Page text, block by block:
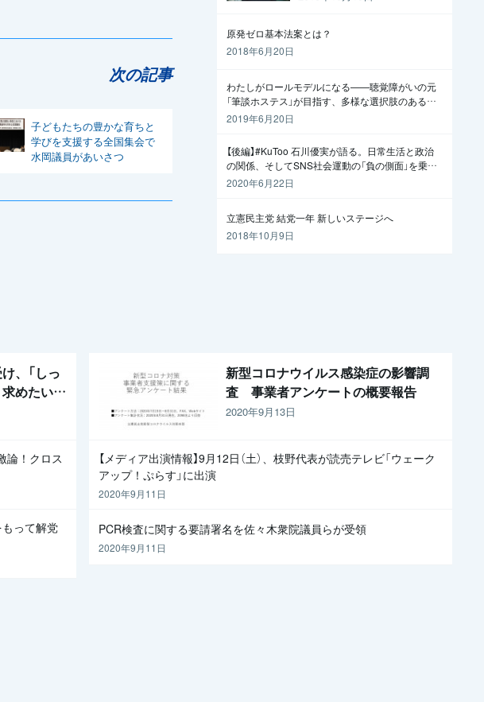
次の記事
子どもたちの豊かな育ちと
学びを支援する全国集会で
水岡議員があいさつ
原発ゼロ基本法案とは？
2018年6月20日
わたしがロールモデルになる——聴覚障がいの元
「筆談ホステス」が目指す、多様な選択肢のある社
会
2019年6月20日
【後編】#KuToo 石川優実が語る。日常生活と政治
の関係、そしてSNS社会運動の「負の側面」を乗り
越えるには
2020年6月22日
立憲民主党 結党一年 新しいステージへ
2018年10月9日
、「しっ
めたい」
論！クロス
もって解党
新型コロナウイルス感染症の影響調
査 事業者アンケートの概要報告
2020年9月13日
【メディア出演情報】9月12日（土）、枝野代表が読売テレビ「ウェーク
アップ！ぷらす」に出演
2020年9月11日
PCR検査に関する要請署名を佐々木衆院議員らが受領
2020年9月11日